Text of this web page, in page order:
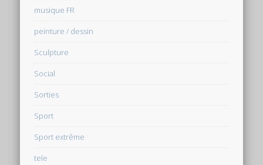
musique FR
peinture / dessin
Sculpture
Social
Sorties
Sport
Sport extrême
tele